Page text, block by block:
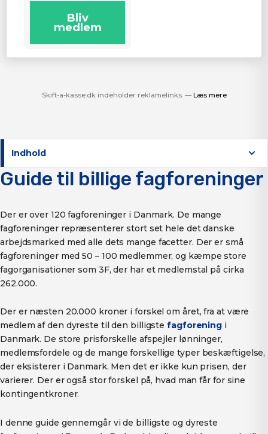
Bliv
medlem
Skift-a-kasse.dk indeholder reklamelinks. — Læs mere
Guide til billige fagforeninger
Der er over 120 fagforeninger i Danmark. De mange
fagforeninger repræsenterer stort set hele det danske
arbejdsmarked med alle dets mange facetter. Der er små
fagforeninger med 50 – 100 medlemmer, og kæmpe store
fagorganisationer som 3F, der har et medlemstal på cirka
262.000.
Der er næsten 20.000 kroner i forskel om året, fra at være
medlem af den dyreste til den billigstefagforening i
Danmark. De store prisforskelle afspejler lønninger,
medlemsfordele og de mange forskellige typer beskæftigelse,
der eksisterer i Danmark. Men det er ikke kun prisen, der
varierer. Der er også stor forskel på, hvad man får for sine
kontingentkroner.
I denne guide gennemgår vi de billigste og dyreste
Indhold